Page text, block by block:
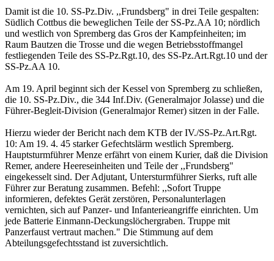
Damit ist die 10. SS-Pz.Div. ,,Frundsberg" in drei Teile gespalten:
Südlich Cottbus die beweglichen Teile der SS-Pz.AA 10; nördlich
und westlich von Spremberg das Gros der Kampfeinheiten; im
Raum Bautzen die Trosse und die wegen Betriebsstoffmangel
festliegenden Teile des SS-Pz.Rgt.10, des SS-Pz.Art.Rgt.10 und der
SS-Pz.AA 10.
Am 19. April beginnt sich der Kessel von Spremberg zu schließen,
die 10. SS-Pz.Div., die 344 Inf.Div. (Generalmajor Jolasse) und die
Führer-Begleit-Division (Generalmajor Remer) sitzen in der Falle.
Hierzu wieder der Bericht nach dem KTB der IV./SS-Pz.Art.Rgt.
10: Am 19. 4. 45 starker Gefechtslärm westlich Spremberg.
Hauptsturmführer Menze erfährt von einem Kurier, daß die Division
Remer, andere Heereseinheiten und Teile der ,,Frundsberg"
eingekesselt sind. Der Adjutant, Untersturmführer Sierks, ruft alle
Führer zur Beratung zusammen. Befehl: ,,Sofort Truppe
informieren, defektes Gerät zerstören, Personalunterlagen
vernichten, sich auf Panzer- und Infanterieangriffe einrichten. Um
jede Batterie Einmann-Deckungslöchergraben. Truppe mit
Panzerfaust vertraut machen." Die Stimmung auf dem
Abteilungsgefechtsstand ist zuversichtlich.